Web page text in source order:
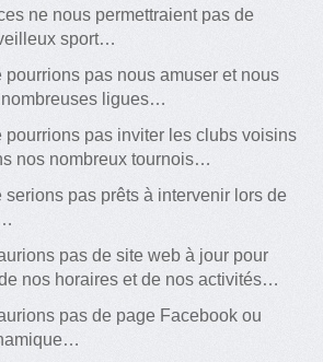
ne nous permettraient pas de
sport…
pourrions pas nous amuser et nous
ligues…
pourrions pas inviter les clubs voisins
nos nombreux tournois…
serions pas prêts à intervenir lors de
pas de site web à jour pour
nos horaires et de nos activités…
pas de page Facebook ou